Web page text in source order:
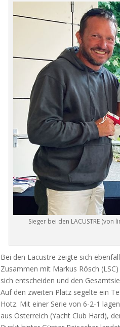
Sieger bei den LACUSTRE
Bei den Lacustre zeigte sich
Zusammen mit Markus Rösch
sich entscheiden und den
Auf den zweiten Platz segelte ein
Hotz. Mit einer Serie von 6-2-1
aus Österreich (Yacht Club Hard),